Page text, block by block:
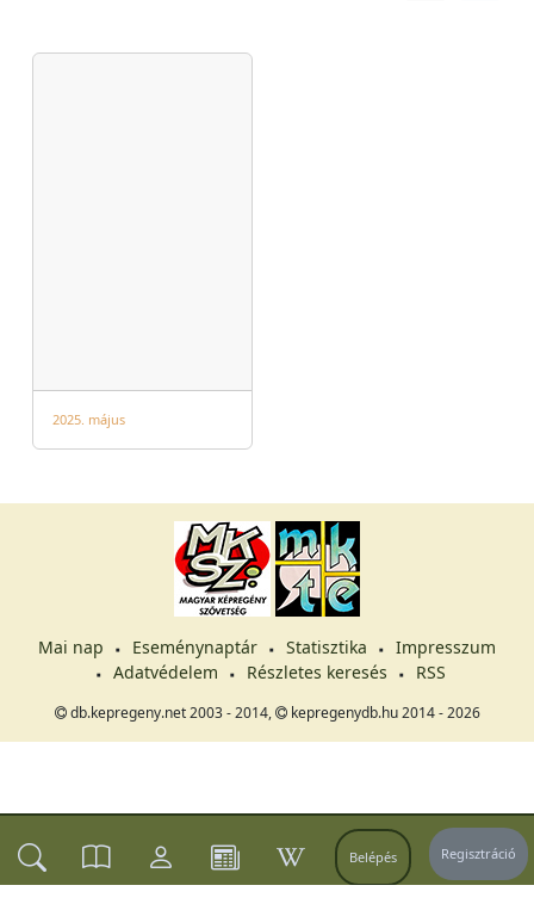
Belépés Regisztráció
2025. május
Mai nap Eseménynaptár Statisztika
Impresszum
Adatvédelem
Részletes keresés RSS
db.kepregeny.net 2003 - 2014, kepregenydb.hu 2014 - 2026